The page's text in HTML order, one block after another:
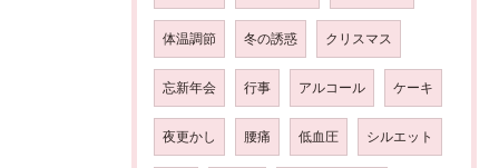
体温調節 冬の誘惑 クリスマス
忘新年会 行事 アルコール ケーキ
夜更かし 腰痛 低血圧 シルエット